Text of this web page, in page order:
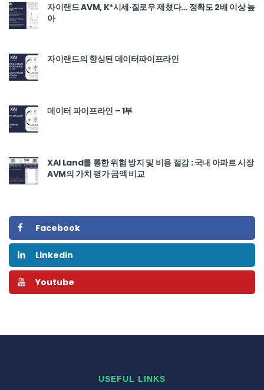
자이랜드 AVM, K*시세·질로우 제쳤다… 정확도 2배 이상 높
아
자이랜드의 향상된 데이터파이프라인
데이터 파이프라인 – 1부
XAI Land를 통한 위험 방지 및 비용 절감 : 국내 아파트 시장
AVM의 가치 평가 금액 비교
Facebook
Linkedin
Youtube
USEFUL LINKS